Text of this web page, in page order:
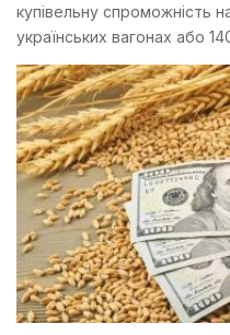
купівельну спроможність
українських вагонах або